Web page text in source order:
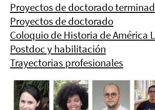
Proyectos de doctorado
Proyectos de doctorado
Coloquio de Historia de América
Postdoc y habilitación
Trayectorias profesionales